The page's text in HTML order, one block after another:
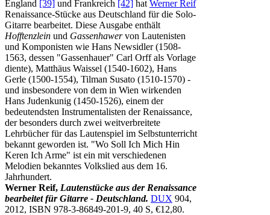
England [39] und Frankreich [42] hat Werner Reif
Renaissance-Stücke aus Deutschland für die Solo-
Gitarre bearbeitet. Diese Ausgabe enthält
Hofftenzlein und Gassenhawervon Lautenisten
und Komponisten wie Hans Newsidler (1508-
1563, dessen "Gassenhauer" Carl Orff als Vorlage
diente), Matthäus Waissel (1540-1602), Hans
Gerle (1500-1554), Tilman Susato (1510-1570) -
und insbesondere von dem in Wien wirkenden
Hans Judenkunig (1450-1526), einem der
bedeutendsten Instrumentalisten der Renaissance,
der besonders durch zwei weitverbreitete
Lehrbücher für das Lautenspiel im Selbstunterricht
bekannt geworden ist. "Wo Soll Ich Mich Hin
Keren Ich Arme" ist ein mit verschiedenen
Melodien bekanntes Volkslied aus dem 16.
Jahrhundert.
Werner Reif, Lautenstücke aus der Renaissance
bearbeitet für Gitarre - Deutschland. DUX 904,
2012, ISBN 978-3-86849-201-9, 40 S, €12,80.